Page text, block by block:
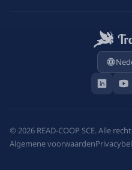
© 2026 READ-COOP SCE. Alle
Algemene voorwaarden